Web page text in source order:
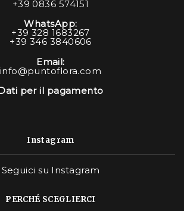
+39 0836 574151
WhatsApp:
+39 328 1683267
+39 346 3840606
Email:
info@puntoflora.com
per il pagamento
Instagram
Seguici su Instagram
PERCHÉ SCEGLIERCI